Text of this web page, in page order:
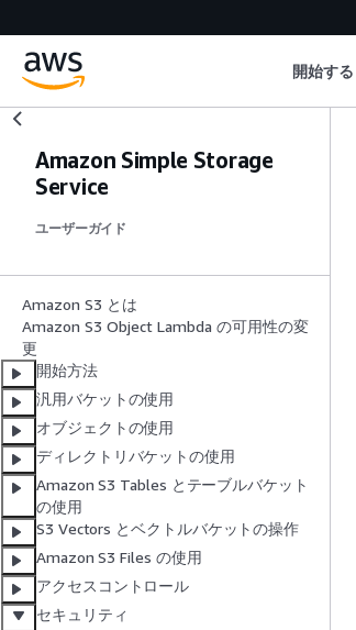
開始する
Amazon Simple Storage
Service
ユーザーガイド
Amazon S3 とは
Amazon S3 Object Lambda の可用性の変
更
開始方法
汎用バケットの使用
オブジェクトの使用
ディレクトリバケットの使用
Amazon S3 Tables とテーブルバケット
の使用
S3 Vectors とベクトルバケットの操作
Amazon S3 Files の使用
アクセスコントロール
セキュリティ